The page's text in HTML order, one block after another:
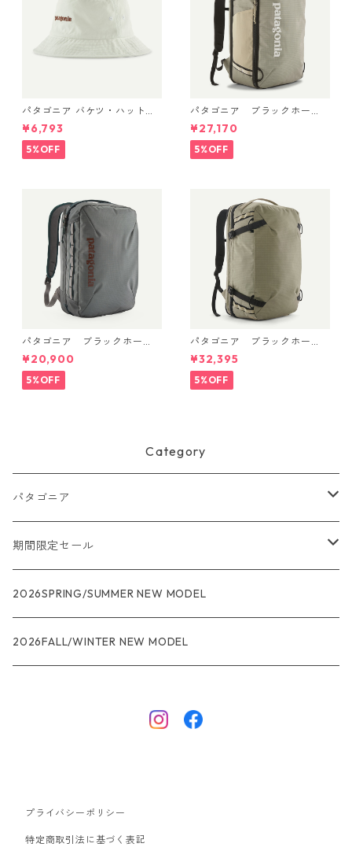
パタゴニア バケツ・ハット 3
3595 Text Logo: Birch Whit
e
¥6,793
5%OFF
パタゴニア ブラックホー
ル・ミニ・MLC 30L Weather
ed Stone 49266 日本正規品
¥27,170
5%OFF
パタゴニア ブラックホー
ル・マイクロ・MLC 22L (カ
ラー Noble Grey) Patagonia
Black Hole® Micro MLC® Bac
kpack 22L 日本正規品 製品
¥20,900
5%OFF
パタゴニア ブラックホー
ル・MLC 45L Weathered Sto
ne 49307 日本正規品
¥32,395
5%OFF
Category
パタゴニア
メンズ
R1
ウィメンズ
R1
ジャケット・アウター
ボードショーツ
期間限定セール
★★★
レインウェアー
2026SPRING/SUMMER NEW MODEL
2026FALL/WINTER NEW MODEL
プライバシーポリシー
特定商取引法に基づく表記